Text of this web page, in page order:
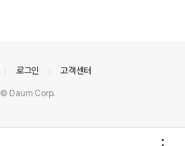
로그인 고객센터
© Daum Corp.